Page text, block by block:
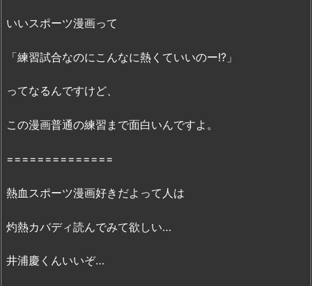
a
p
f
全
ー
読
こ
いいスポーツ漫画って
「練習試合なのにこんなに熱くていいのー!?」
ってなるんですけど、
この漫画普通の練習まで面白いんですよ。
==============
熱血スポーツ漫画好きだよって人は
灼熱カバディ読んでみて欲しい…
井浦慶くんいいぞ…